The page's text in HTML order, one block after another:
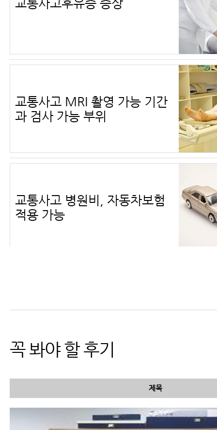
교통사고후유증 증상
교통사고 MRI 촬영 가능 기간
과 검사 가능 부위
교통사고 병원비, 자동차보험
적용 가능
능 부위와 진단
꼭 봐야 할 후기
제목